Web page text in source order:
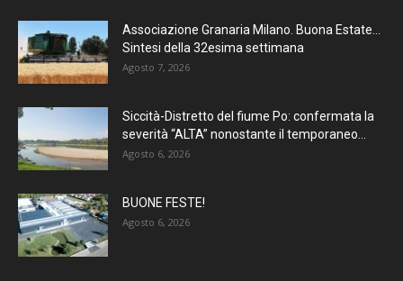
Associazione Granaria Milano. Buona Estate…
Sintesi della 32esima settimana
Agosto 7, 2026
Siccità-Distretto del fiume Po: confermata la
severità “ALTA” nonostante il temporaneo...
Agosto 6, 2026
BUONE FESTE!
Agosto 6, 2026